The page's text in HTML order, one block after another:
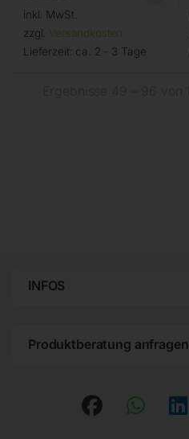
inkl. MwSt.
zzgl. Versandkosten
Lieferzeit: ca. 2 - 3 Tage
INFOS
Produktberatung anfragen